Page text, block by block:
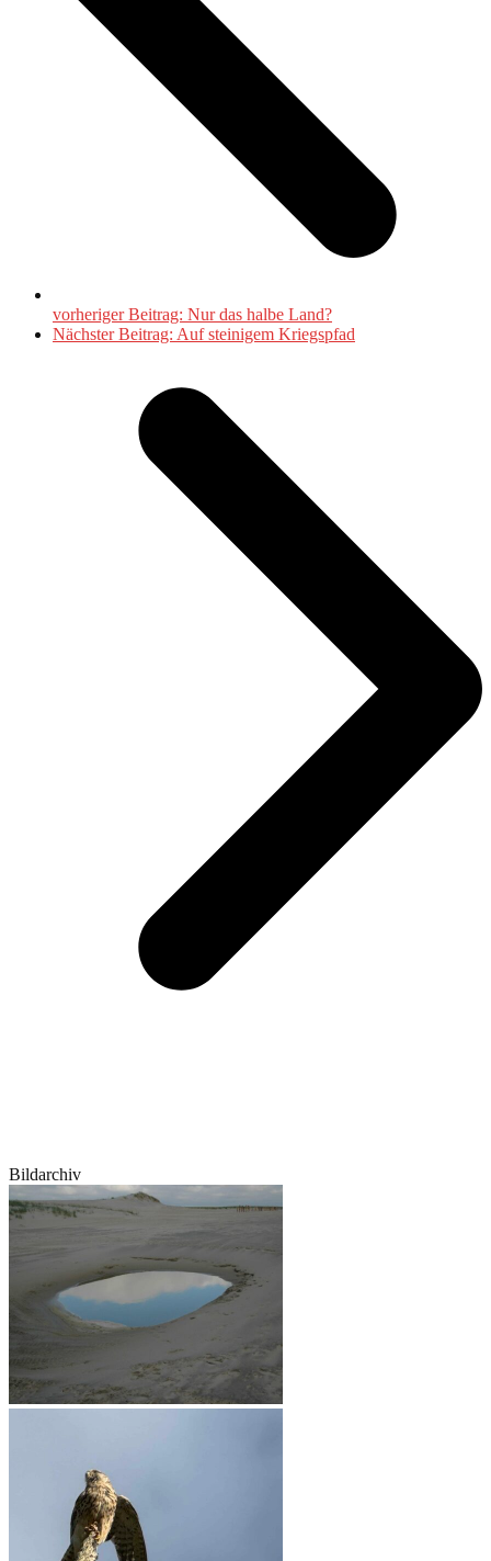
vorheriger Beitrag: Nur das halbe Land?
Nächster Beitrag: Auf steinigem Kriegspfad
Bildarchiv